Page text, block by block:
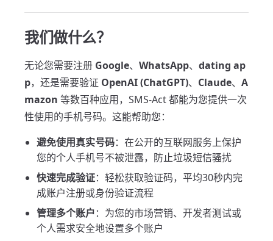
我们做什么？
无论您需要注册 Google、 WhatsApp、 dating ap
p，还是需要验证 OpenAI (ChatGPT)、 Claude、 A
mazon 等数百种应用，SMS-Act 都能为您提供一次
性使用的手机号码。这能帮助您：
避免使用真实号码：在公开的互联网服务上保护
您的个人手机号不被泄露，防止垃圾短信骚扰
快速完成验证：轻松获取验证码，平均30秒内完
成账户注册或身份验证流程
管理多个账户：为您的市场营销、开发者测试或
个人需求安全地设置多个账户